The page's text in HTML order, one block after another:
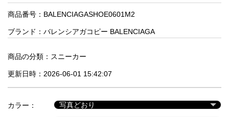
人
気
商
セ
ル
商品番号：BALENCIAGASHOE0601M2
ブランド： バレンシアガコピー BALENCIAGA
商品の分類： スニーカー
更新日時：2026-06-01 15:42:07
カラー：